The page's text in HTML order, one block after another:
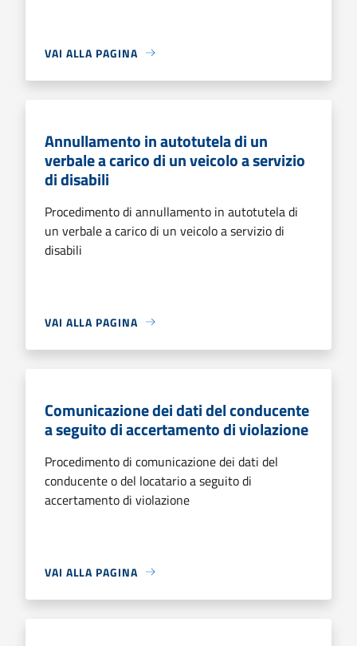
VAI ALLA PAGINA
Annullamento in autotutela di un
verbale a carico di un veicolo a servizio
di disabili
Procedimento di annullamento in autotutela di
un verbale a carico di un veicolo a servizio di
disabili
VAI ALLA PAGINA
Comunicazione dei dati del conducente
a seguito di accertamento di violazione
Procedimento di comunicazione dei dati del
conducente o del locatario a seguito di
accertamento di violazione
VAI ALLA PAGINA